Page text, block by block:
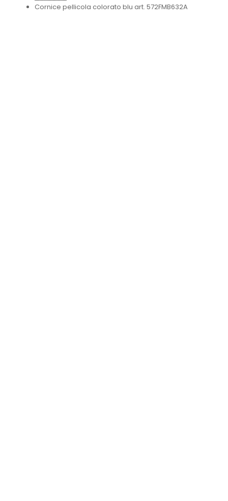
Cornice pellicola colorato blu art. 572FMB632A